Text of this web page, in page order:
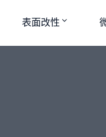
表面改性